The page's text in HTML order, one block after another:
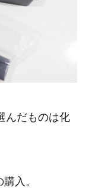
んだものは化
入。